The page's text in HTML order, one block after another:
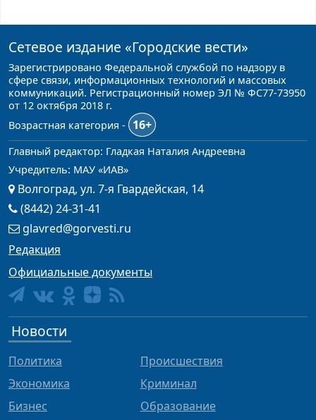
Сетевое издание «Городские вести»
Зарегистрировано Федеральной службой по надзору в
сфере связи, информационных технологий и массовых
коммуникаций. Регистрационный номер ЭЛ № ФС77-73950
от 12 октября 2018 г.
Возрастная категория -
16+
Главный редактор: Гладкая Наталия Андреевна
Учредитель: МАУ «ИАВ»
Волгоград, ул. 7-я Гвардейская, 14
(8442) 24-31-41
glavred@gorvesti.ru
Редакция
Официальные документы
Новости
Политика
Экономика
Бизнес
Происшествия
Криминал
Образование